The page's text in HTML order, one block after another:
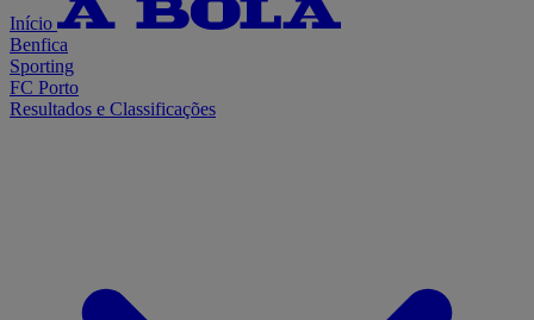
Início
Benfica
Sporting
FC Porto
Resultados e Classificações